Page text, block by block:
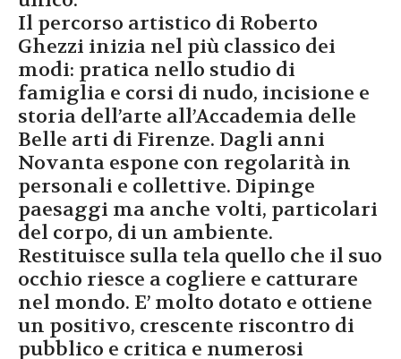
Il percorso artistico di Roberto
Ghezzi inizia nel più classico dei
modi: pratica nello studio di
famiglia e corsi di nudo, incisione e
storia dell’arte all’Accademia delle
Belle arti di Firenze. Dagli anni
Novanta espone con regolarità in
personali e collettive. Dipinge
paesaggi ma anche volti, particolari
del corpo, di un ambiente.
Restituisce sulla tela quello che il suo
occhio riesce a cogliere e catturare
nel mondo. E’ molto dotato e ottiene
un positivo, crescente riscontro di
pubblico e critica e numerosi